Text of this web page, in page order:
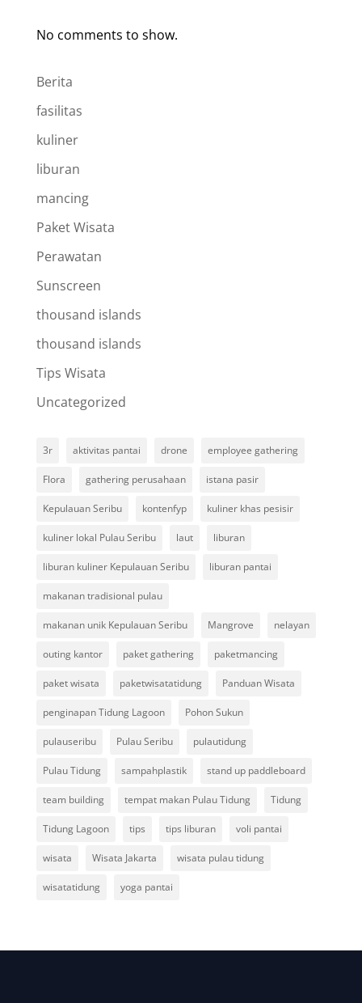
No comments to show.
Berita
fasilitas
kuliner
liburan
mancing
Paket Wisata
Perawatan
Sunscreen
thousand islands
thousand islands
Tips Wisata
Uncategorized
3r aktivitas pantai drone employee gathering
Flora gathering perusahaan istana pasir
Kepulauan Seribu kontenfyp kuliner khas pesisir
kuliner lokal Pulau Seribu laut liburan
liburan kuliner Kepulauan Seribu liburan pantai
makanan tradisional pulau
makanan unik Kepulauan Seribu Mangrove nelayan
outing kantor paket gathering paketmancing
paket wisata paketwisatatidung Panduan Wisata
penginapan Tidung Lagoon Pohon Sukun
pulauseribu Pulau Seribu pulautidung
Pulau Tidung sampahplastik stand up paddleboard
team building tempat makan Pulau Tidung Tidung
Tidung Lagoon tips tips liburan voli pantai
wisata Wisata Jakarta wisata pulau tidung
wisatatidung yoga pantai